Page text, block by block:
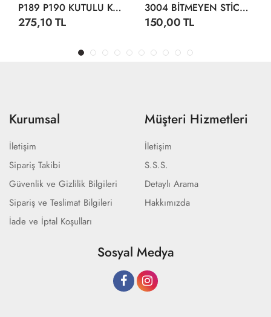
P189 P190 KUTULU KÖPÜK TABANCA
275,10 TL
3004 BİTMEYEN STİCKER SU ALTI DÜNYASI
150,00 TL
Kurumsal
İletişim
Sipariş Takibi
Güvenlik ve Gizlilik Bilgileri
Sipariş ve Teslimat Bilgileri
İade ve İptal Koşulları
Müşteri Hizmetleri
İletişim
S.S.S.
Detaylı Arama
Hakkımızda
Sosyal Medya